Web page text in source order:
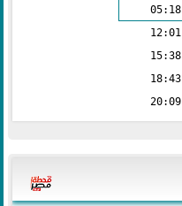
05:18
12:01
15:38
18:43
20:09